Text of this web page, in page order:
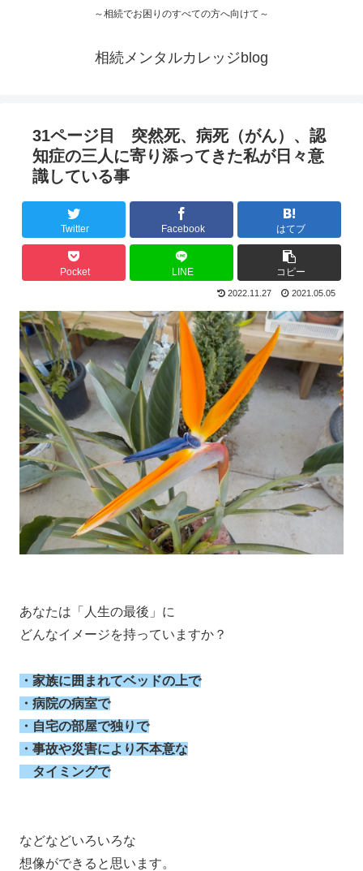
～相続でお困りのすべての方へ向けて～
相続メンタルカレッジblog
31ページ目 突然死、病死（がん）、認
知症の三人に寄り添ってきた私が日々意
識している事
Twitter Facebook はてブ
Pocket LINE コピー
2022.11.27 2021.05.05
あなたは「人生の最後」に
どんなイメージを持っていますか？
・家族に囲まれてベッドの上で
・病院の病室で
・自宅の部屋で独りで
・事故や災害により不本意な
タイミングで
などなどいろいろな
想像ができると思います。